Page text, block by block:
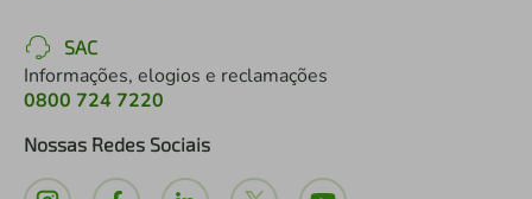
SAC
Informações, elogios e reclamações
0800 724 7220
Nossas Redes Sociais